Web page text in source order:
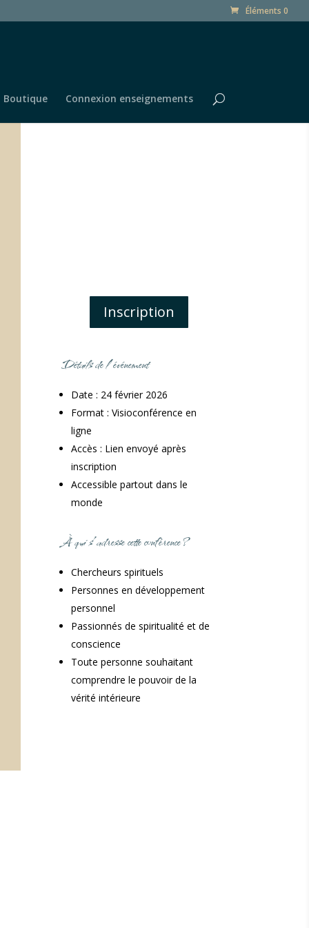
Éléments 0
Boutique Connexion enseignements
Inscription
Détails de l’événement
Date : 24 février 2026
Format : Visioconférence en
ligne
Accès : Lien envoyé après
inscription
Accessible partout dans le
monde
À qui s’adresse cette conférence ?
Chercheurs spirituels
Personnes en développement
personnel
Passionnés de spiritualité et de
conscience
Toute personne souhaitant
comprendre le pouvoir de la
vérité intérieure